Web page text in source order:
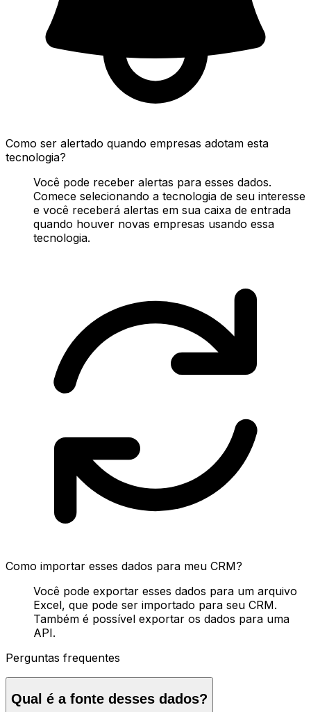
Como ser alertado quando empresas adotam esta
tecnologia?
Você pode receber alertas para esses dados.
Comece selecionando a tecnologia de seu interesse
e você receberá alertas em sua caixa de entrada
quando houver novas empresas usando essa
tecnologia.
Como importar esses dados para meu CRM?
Você pode exportar esses dados para um arquivo
Excel, que pode ser importado para seu CRM.
Também é possível exportar os dados para uma
API.
Perguntas frequentes
Qual é a fonte desses dados?